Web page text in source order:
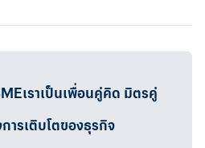
เราเป็นเพื่อนคู่คิด มิตรคู่
ารเติบโตของธุรกิจ